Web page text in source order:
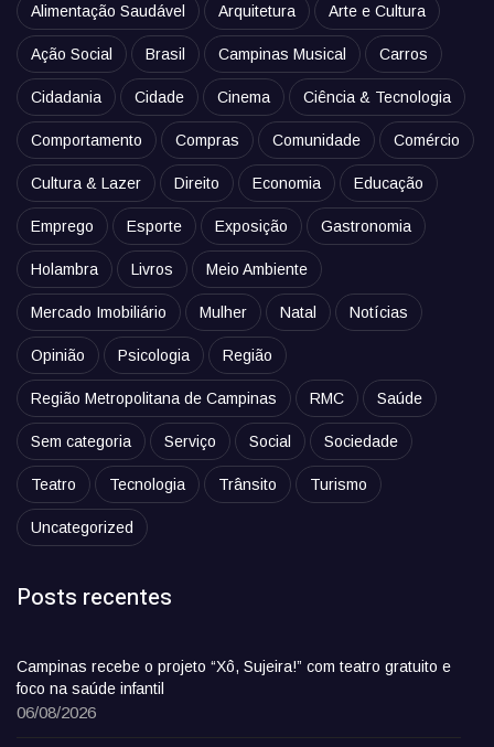
Alimentação Saudável Arquitetura Arte e Cultura
Ação Social Brasil Campinas Musical Carros
Cidadania Cidade Cinema Ciência & Tecnologia
Comportamento Compras Comunidade Comércio
Cultura & Lazer Direito Economia Educação
Emprego Esporte Exposição Gastronomia
Holambra Livros Meio Ambiente
Mercado Imobiliário Mulher Natal Notícias
Opinião Psicologia Região
Região Metropolitana de Campinas RMC Saúde
Sem categoria Serviço Social Sociedade
Teatro Tecnologia Trânsito Turismo
Uncategorized
Posts recentes
Campinas recebe o projeto “Xô, Sujeira!” com teatro gratuito e
foco na saúde infantil
06/08/2026